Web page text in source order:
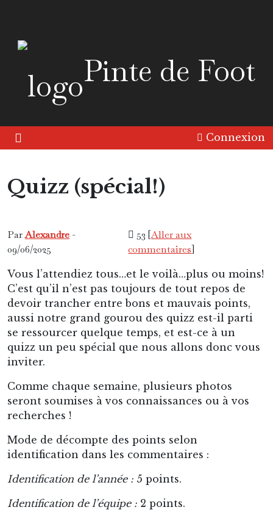
Pinte de Foot
Connexion
Quizz (spécial!)
Continent Europe Friandise Histoire
ParAlexandre -
09/06/2025
53 [Aller aux
commentaires]
Vous l’attendiez tous…et le voilà…plus ou moins!
C’est qu’il n’est pas toujours de tout repos de
devoir trancher entre bons et mauvais points,
aussi notre grand gourou des quizz est-il parti
se ressourcer quelque temps, et est-ce à un
quizz un peu spécial que nous allons donc vous
inviter.
Comme chaque semaine, plusieurs photos
seront soumises à vos connaissances ou à vos
recherches !
Mode de décompte des points selon
identification dans les commentaires :
Identification de l’année : 5 points.
Identification de l’équipe : 2 points.